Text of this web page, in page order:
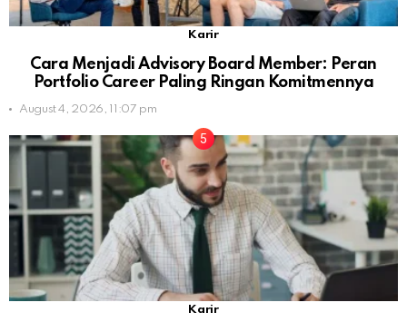
Karir
Cara Menjadi Advisory Board Member: Peran
Portfolio Career Paling Ringan Komitmennya
August 4, 2026, 11:07 pm
Karir